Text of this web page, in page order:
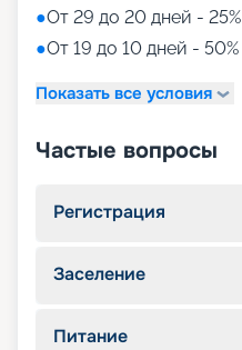
●От 29 до 20 дней - 25%
●От 19 до 10 дней - 50%
Показать все условия
Частые вопросы
Регистрация
Заселение
Питание